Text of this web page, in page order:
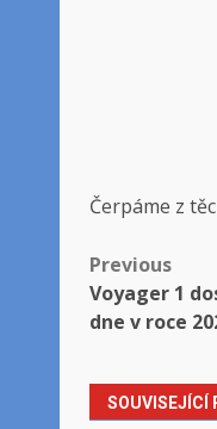
Čerpáme z
Post
Previous
Voyager 1
dne v roce
SOUVISEJÍCÍ